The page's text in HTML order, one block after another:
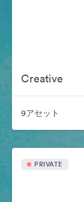
Creative
9アセット
PRIVATE